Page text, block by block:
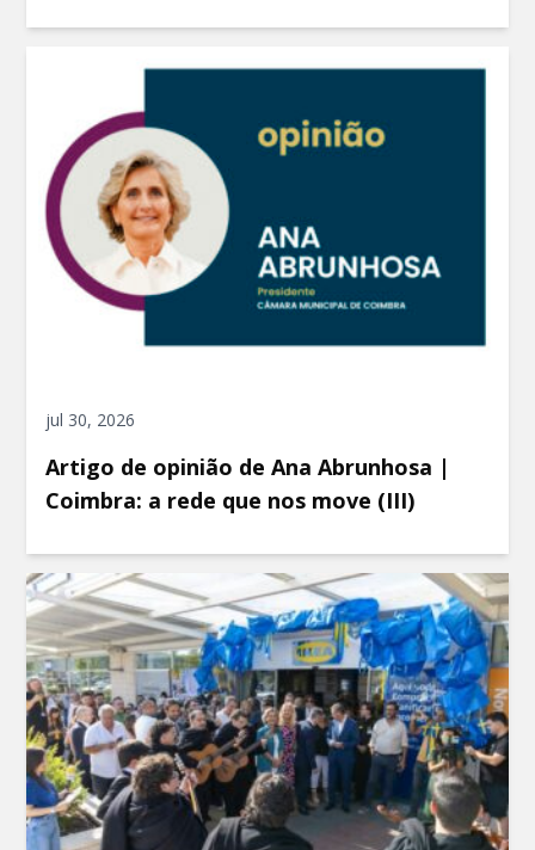
jul 30, 2026
Artigo de opinião de Ana Abrunhosa |
Coimbra: a rede que nos move (III)